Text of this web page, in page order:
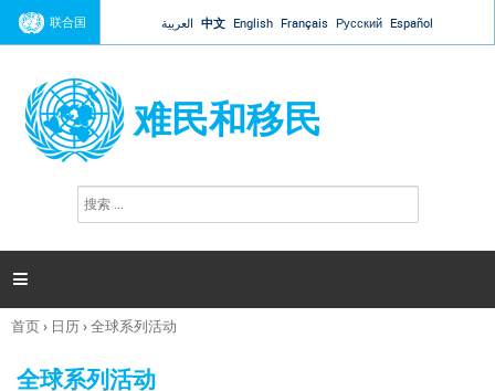
Jump to navigation
联合国 العربية 中文 English Français Русский Español
难民和移民
搜
索

你
这
首页› 日历›全球系列活动
全球系列活动